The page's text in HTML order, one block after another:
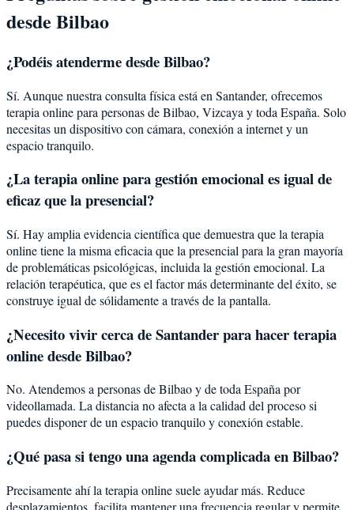
desde Bilbao
¿Podéis atenderme desdeBilbao?
Sí. Aunque nuestra consulta física está en Santander, ofrecemos
terapia online para personas deBilbao, Vizcaya y toda España. Solo
necesitas un dispositivo con cámara, conexión a internet y un
espacio tranquilo.
¿La terapia online paragestión emocionales igual de
eficaz que la presencial?
Sí. Hay amplia evidencia científica que demuestra que la terapia
online tiene la misma eficacia que la presencial para la gran mayoría
de problemáticas psicológicas, incluida la gestión emocional. La
relación terapéutica, que es el factor más determinante del éxito, se
construye igual de sólidamente a través de la pantalla.
¿Necesito vivir cerca de Santander para hacer terapia
online desde Bilbao?
No. Atendemos a personas de Bilbao y de toda España por
videollamada. La distancia no afecta a la calidad del proceso si
puedes disponer de un espacio tranquilo y conexión estable.
¿Qué pasa si tengo una agenda complicada en Bilbao?
Precisamente ahí la terapia online suele ayudar más. Reduce
desplazamientos, facilita mantener una frecuencia regular y permite